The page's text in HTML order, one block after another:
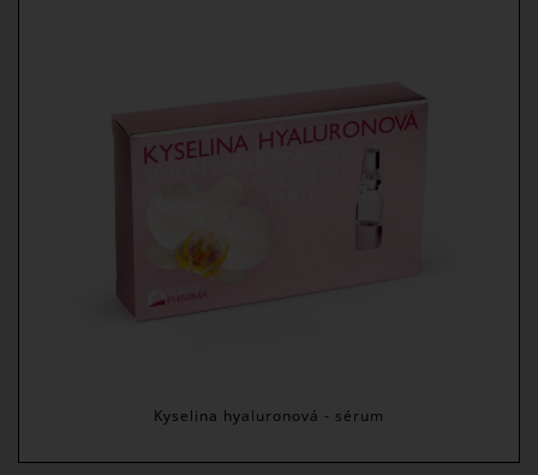
Kyselina hyaluronová - sérum